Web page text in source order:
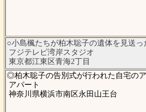
○小島楓たちが柏木聡子の遺体を見送っ
フジテレビ湾岸スタジオ
東京都江東区青海2丁目
◎柏木聡子の告別式が行われた自宅の
アパート
神奈川県横浜市南区永田山王台